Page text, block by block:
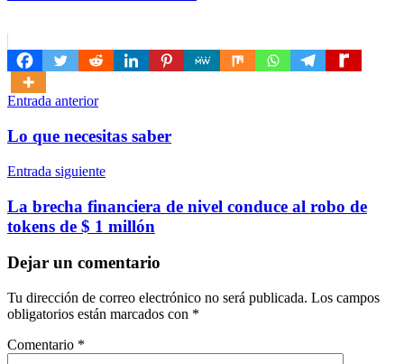
Navegación
de
entradas
Entrada anterior
Lo que necesitas saber
Entrada siguiente
La brecha financiera de nivel conduce al robo de
tokens de $ 1 millón
Dejar un comentario
Tu dirección de correo electrónico no será publicada. Los campos
obligatorios están marcados con *
Comentario *